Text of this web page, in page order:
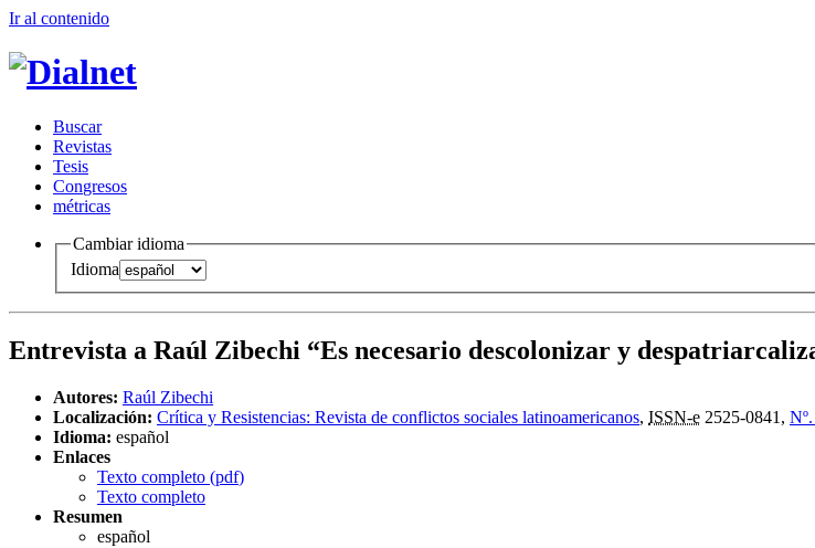
Ir al contenido
Buscar
Revistas
Tesis
Congresos
métricas
Cambiar idioma
Idioma
Entrevista a Raúl Zibechi “Es necesario descolonizar y
Autores: Raúl Zibechi
Localización: Crítica y Resistencias: Revista de conflictos sociales latinoamericanos, ISSN-e 2525-0841,
Idioma: español
Enlaces
Texto completo (pdf)
Texto completo
Resumen
español